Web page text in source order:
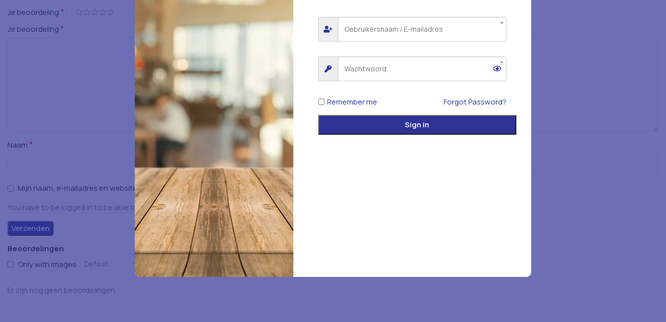
Beoordelingen
Only with images
Er zijn nog geen beoordelingen.
Je beoordeling *
Je beoordeling *
Naam *
Mijn naam, e-mailadres en website opslaan in deze browser voor de volgende keer wanneer ik een reactie plaats.
You have to be logged in to be able to add photos to your review.
Remember me Forgot Password?
Sign in